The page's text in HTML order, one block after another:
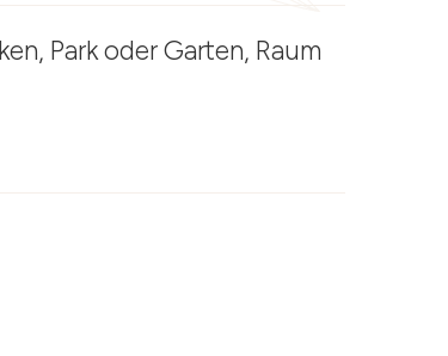
Park oder Garten, Raum